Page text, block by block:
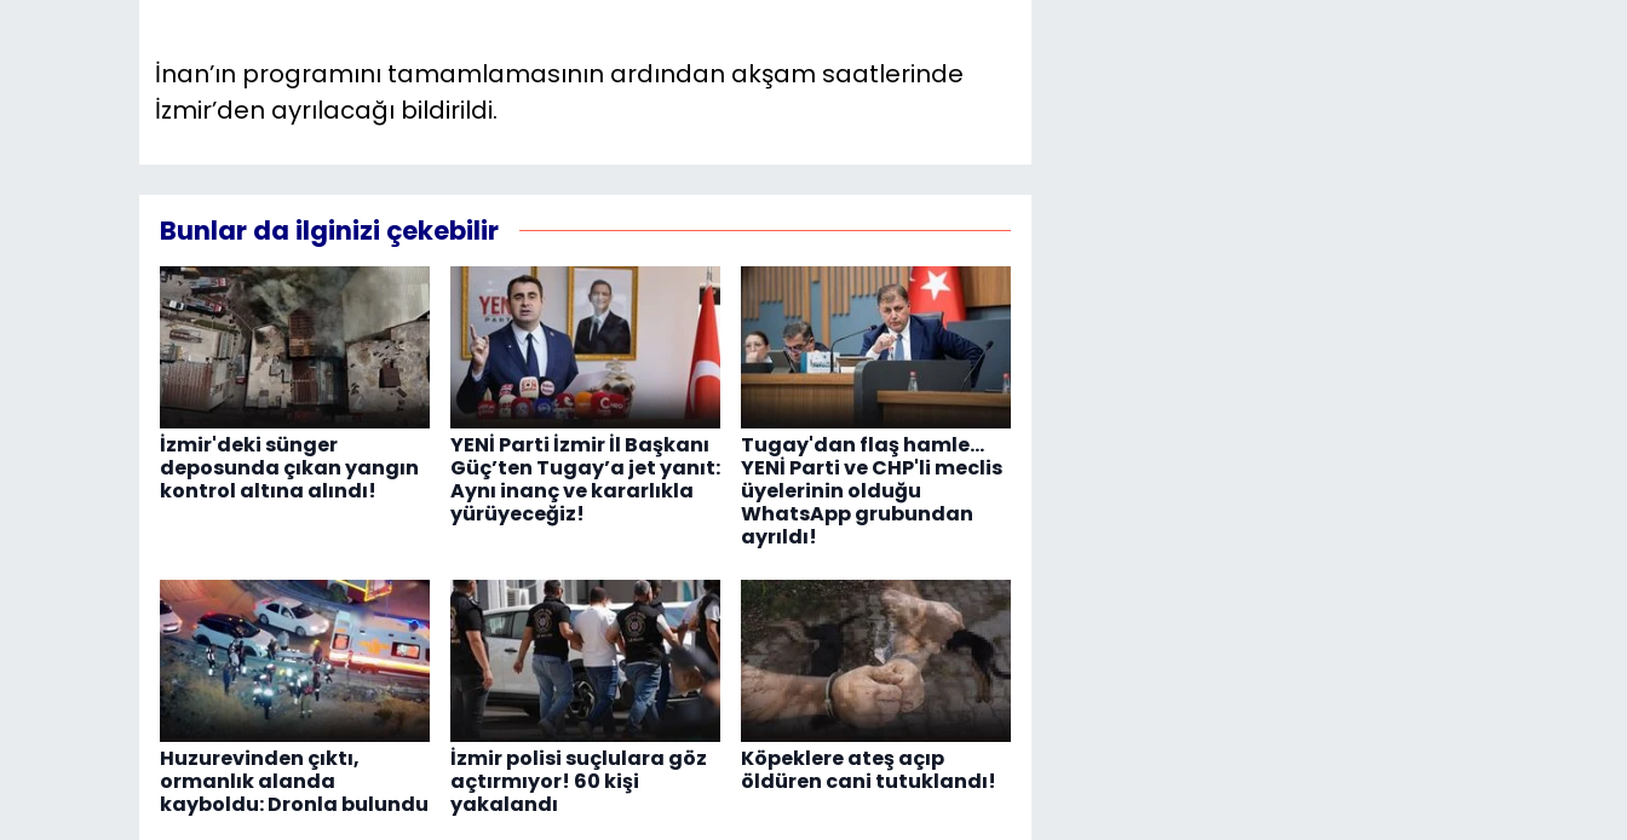
İnan’ın programını tamamlamasının ardından akşam saatlerinde
İzmir’den ayrılacağı bildirildi.
Bunlar da ilginizi çekebilir
İzmir'deki sünger
deposunda çıkan yangın
kontrol altına alındı!
YENİ Parti İzmir İl Başkanı
Güç’ten Tugay’a jet yanıt:
Aynı inanç ve kararlıkla
yürüyeceğiz!
Tugay'dan flaş hamle...
YENİ Parti ve CHP'li meclis
üyelerinin olduğu
WhatsApp grubundan
ayrıldı!
Huzurevinden çıktı,
ormanlık alanda
kayboldu: Dronla bulundu
İzmir polisi suçlulara göz
açtırmıyor! 60 kişi
yakalandı
Köpeklere ateş açıp
öldüren cani tutuklandı!